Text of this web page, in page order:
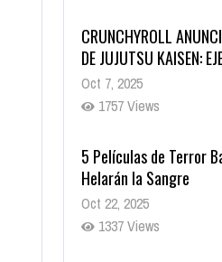
CRUNCHYROLL
DE JUJUTSU KAISEN:
Oct 7, 2025
1757 Views
5 Películas de Terror
Helarán la Sangre
Oct 22, 2025
1337 Views